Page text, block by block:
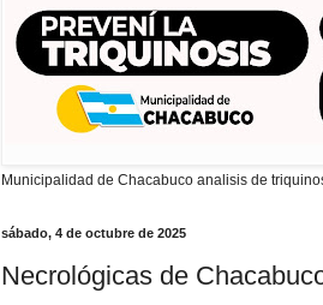
Municipalidad de Chacabuco analisis de
sábado, 4 de octubre de 2025
Necrológicas de